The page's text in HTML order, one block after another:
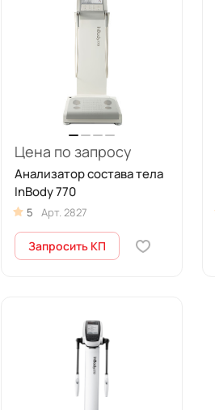
Цена по запросу
Анализатор состава тела
InBody 770
5 Арт. 2827
Запросить КП